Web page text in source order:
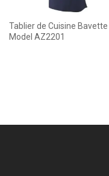
Tablier de Cuisine Bavette
Model AZ2201